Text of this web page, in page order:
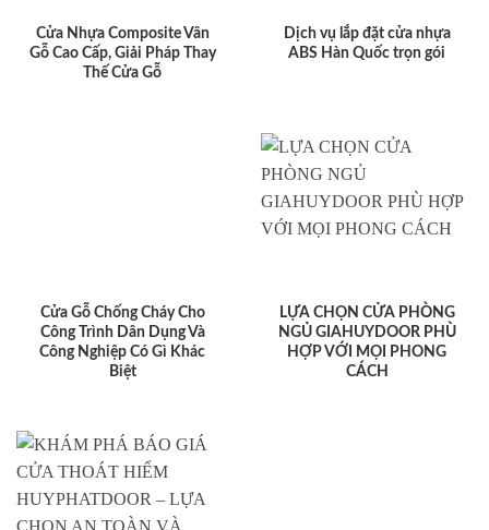
Cửa Nhựa Composite Vân
Gỗ Cao Cấp, Giải Pháp Thay
Thế Cửa Gỗ
Dịch vụ lắp đặt cửa nhựa
ABS Hàn Quốc trọn gói
Cửa Gỗ Chống Cháy Cho
Công Trình Dân Dụng Và
Công Nghiệp Có Gì Khác
Biệt
LỰA CHỌN CỬA PHÒNG
NGỦ GIAHUYDOOR PHÙ
HỢP VỚI MỌI PHONG
CÁCH